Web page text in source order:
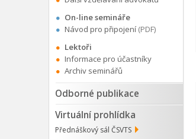
On-line semináře
Návod pro připojení (PDF)
Lektoři
Informace pro účastníky
Archiv seminářů
Odborné publikace
Virtuální prohlídka
Přednáškový sál ČSVTS